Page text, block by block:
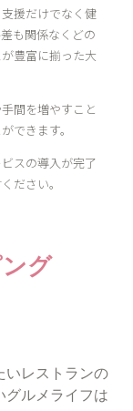
援だけでなく健
も関係なくどの
豊富に揃った大
間を増やすこと
できます。
スの導入が完了
ださい。
グ
いレストランの
グルメライフは